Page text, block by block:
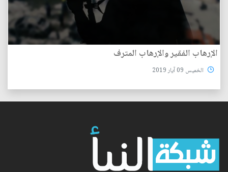
الإرهاب الفقير والإرهاب المترف
الخميس 09 آيار 2019